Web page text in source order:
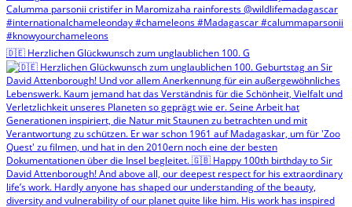
🇩🇪 Herzlichen Glückwunsch zum unglaublichen 100. G